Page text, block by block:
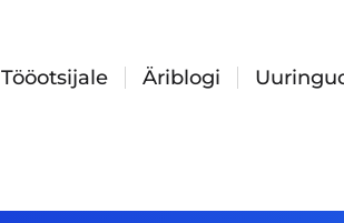
Tööotsijale Äriblogi